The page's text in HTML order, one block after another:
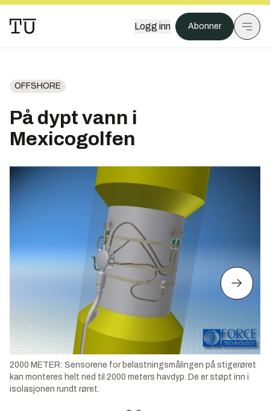
Logg inn Abonner
OFFSHORE
På dypt vann i
Mexicogolfen
2000 METER: Sensorene for belastningsmålingen på stigerøret
kan monteres helt ned til 2000 meters havdyp. De er støpt inn i
isolasjonen rundt røret.